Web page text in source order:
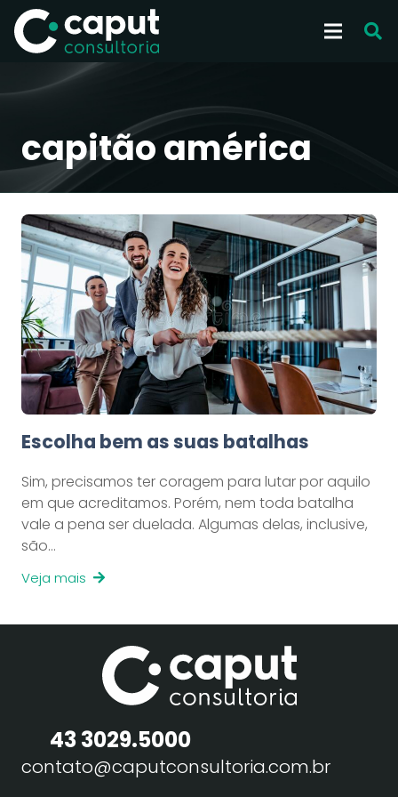
capitão américa
Escolha bem as suas batalhas
Sim, precisamos ter coragem para lutar por aquilo
em que acreditamos. Porém, nem toda batalha
vale a pena ser duelada. Algumas delas, inclusive,
são…
Veja mais
43 3029.5000
contato@caputconsultoria.com.br